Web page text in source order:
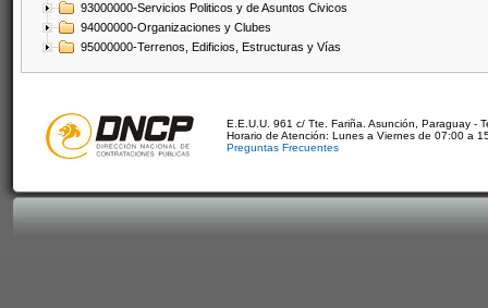
93000000-Servicios Politicos y de Asuntos Civicos
94000000-Organizaciones y Clubes
95000000-Terrenos, Edificios, Estructuras y Vías
E.E.U.U. 961 c/ Tte. Fariña. Asunción, Paraguay -
Horario de Atención: Lunes a Viernes de 07:00 a
Preguntas Frecuentes